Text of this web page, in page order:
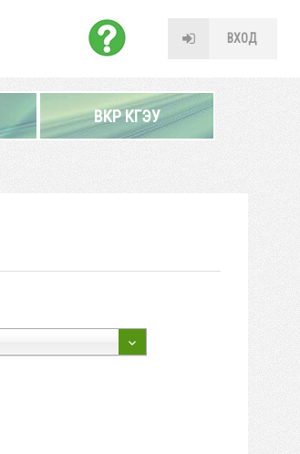
ВХОД
ВКР КГЭУ